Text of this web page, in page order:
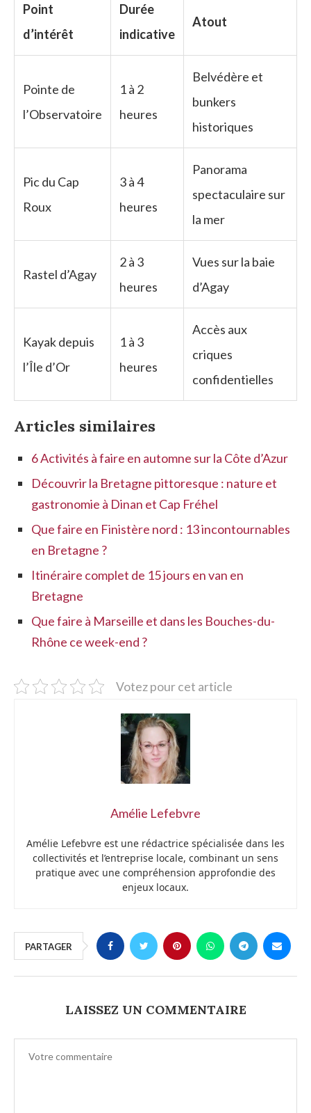
Point
d’intérêt
Durée
indicative
Atout
Pointe de
l’Observatoire
1 à 2
heures
Belvédère et
bunkers
historiques
Pic du Cap
Roux
3 à 4
heures
Panorama
spectaculaire sur
la mer
Rastel d’Agay
2 à 3
heures
Vues sur la baie
d’Agay
Kayak depuis
l’Île d’Or
1 à 3
heures
Accès aux
criques
confidentielles
Articles similaires
6 Activités à faire en automne sur la Côte d’Azur
Découvrir la Bretagne pittoresque : nature et
gastronomie à Dinan et Cap Fréhel
Que faire en Finistère nord : 13 incontournables
en Bretagne ?
Itinéraire complet de 15 jours en van en
Bretagne
Que faire à Marseille et dans les Bouches-du-
Rhône ce week-end ?
Votez pour cet article
Amélie Lefebvre
Amélie Lefebvre est une rédactrice spécialisée dans les
collectivités et l’entreprise locale, combinant un sens
pratique avec une compréhension approfondie des
enjeux locaux.
PARTAGER
LAISSEZ UN COMMENTAIRE